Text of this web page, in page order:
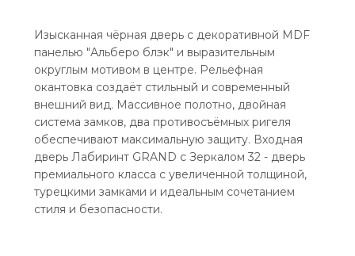
Изысканная чёрная дверь с декоративной MDF
панелью "Альберо блэк" и выразительным
округлым мотивом в центре. Рельефная
окантовка создаёт стильный и современный
внешний вид. Массивное полотно, двойная
система замков, два противосъёмных ригеля
обеспечивают максимальную защиту. Входная
дверь Лабиринт GRAND с Зеркалом 32 - дверь
премиального класса с увеличенной толщиной,
турецкими замками и идеальным сочетанием
стиля и безопасности.